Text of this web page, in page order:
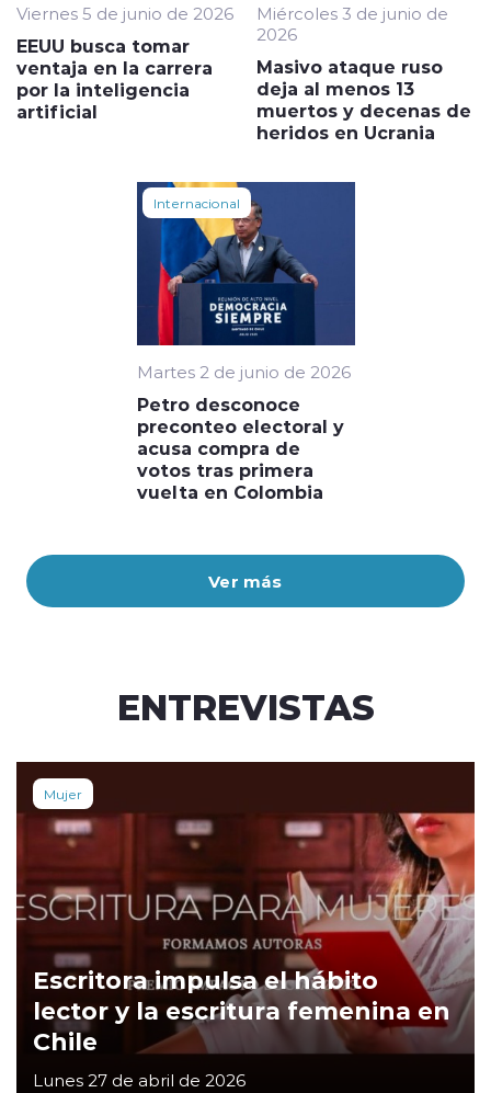
Ver más
Viernes 5 de junio de 2026
EEUU busca tomar
ventaja en la carrera
por la inteligencia
artificial
Miércoles 3 de junio de
2026
Masivo ataque ruso
deja al menos 13
muertos y decenas de
heridos en Ucrania
Internacional
Martes 2 de junio de 2026
Petro desconoce
preconteo electoral y
acusa compra de
votos tras primera
vuelta en Colombia
ENTREVISTAS
Mujer
Escritora impulsa el hábito
lector y la escritura femenina en
Chile
Lunes 27 de abril de 2026